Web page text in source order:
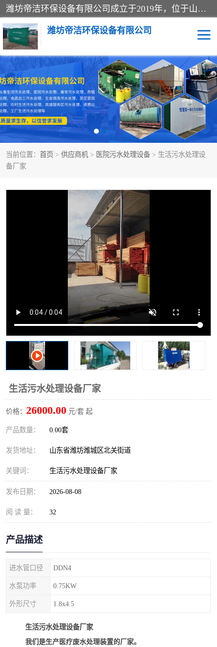
潍坊帝洁环保设备有限公司成立于2019年，位于山东省潍坊市潍城经济开发区；公司专注于环境保护专用设备及配件的研发、生产、安装与销售，同时涉及医用消毒设备、机电设备和仪器仪表的销售。此外，公司提供环保工程施工、环保技术研发与转让、技术服务以及环境工程专项设计服务，致力于为客户提供全面的环保解决方案，助力绿色可持续发展。
潍坊帝洁环保设备有限公司
当前位置： 首页 > 供应商机 > 医院污水处理设备 > 生活污水处理设
备厂家
生活污水处理设备厂家
价格： 26000.00 元/套 起
产品数量： 0.00套
发货地址： 山东省潍坊潍城区北关街道
关键词： 生活污水处理设备厂家
发布日期： 2026-08-08
阅 读 量： 32
产品描述
进水管口径 DDN4
水泵功率 0.75KW
外形尺寸 1.8x4.5
生活污水处理设备厂家
我们是生产 医疗废水处理装置的厂家。
一体化提升泵站 屠宰肉食品加工污水处理
设备
一体化生活污水处理设备 学校污水处理设备
医院污水处理设备 喷涂废水油墨废水
玻璃钢一体化污水处理设 水性涂料加工污水处理设
洗涤污水处理设备
洗车废水处理设备 实验室污水处理设备
平流式溶气气浮机 风景区旅游景点污水处理
设备
高速服务区收费站污水处 微动力生化污水处理设备
海鲜加工污水处理设备 蒸发器设备价格
客运站污水处理设备 航站楼厕所污水处理设备
UASB厌氧塔 加油站油田景点旅游区污
水处理设备
风电场变电站污水处理设
备
叠螺污泥脱水机
疾控中心一体化设备处理
餐具消毒污水处理设备
塑料编织袋一体化污水处
理设备
整形医院污水处理设备
酿酒厂一体化污水处理设
备
生活一体化污水处理设备
复合二氧化氯发生器污水
处理设备
屠宰场一体化污水处理设
地埋式一体化污水处理设